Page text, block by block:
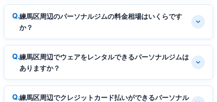
練馬区周辺のパーソナルジムの料金相場はいくらです
か？
練馬区周辺でウェアをレンタルできるパーソナルジムは
ありますか？
練馬区周辺でクレジットカード払いができるパーソナル